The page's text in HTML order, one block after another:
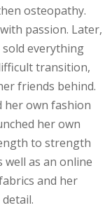
osteopathy.
passion. Later,
everything
transition,
friends behind.
her own fashion
her own
to strength
well as an online
and her